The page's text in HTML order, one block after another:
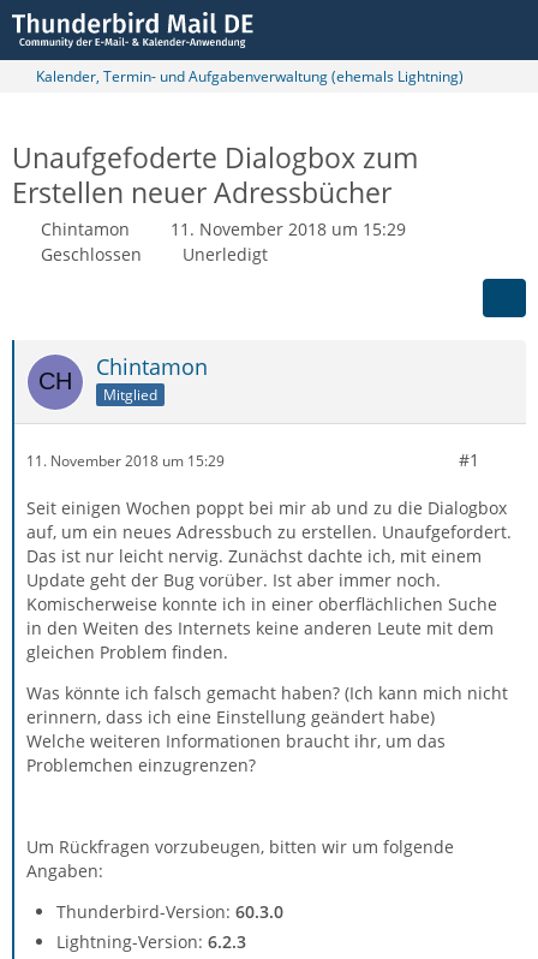
Kalender, Termin- und Aufgabenverwaltung (ehemals Lightning)
Unaufgefoderte Dialogbox zum
Erstellen neuer Adressbücher
Chintamon
11. November 2018 um 15:29
Geschlossen
Unerledigt
Chintamon
Mitglied
11. November 2018 um 15:29 #1
Seit einigen Wochen poppt bei mir ab und zu die Dialogbox
auf, um ein neues Adressbuch zu erstellen. Unaufgefordert.
Das ist nur leicht nervig. Zunächst dachte ich, mit einem
Update geht der Bug vorüber. Ist aber immer noch.
Komischerweise konnte ich in einer oberflächlichen Suche
in den Weiten des Internets keine anderen Leute mit dem
gleichen Problem finden.
Was könnte ich falsch gemacht haben? (Ich kann mich nicht
erinnern, dass ich eine Einstellung geändert habe)
Welche weiteren Informationen braucht ihr, um das
Problemchen einzugrenzen?
Um Rückfragen vorzubeugen, bitten wir um folgende
Angaben:
Thunderbird-Version: 60.3.0
Lightning-Version: 6.2.3